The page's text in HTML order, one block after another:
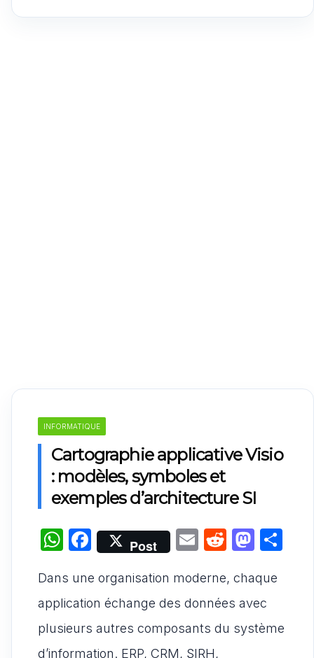
INFORMATIQUE
Cartographie applicative Visio
: modèles, symboles et
exemples d’architecture SI
W
at
s
A
p
F
a
c
e
b
o
Post
E
ai
l
R
d
di
t
M
st
o
d er
Dans une organisation moderne, chaque
application échange des données avec
plusieurs autres composants du système
d’information. ERP, CRM, SIRH,